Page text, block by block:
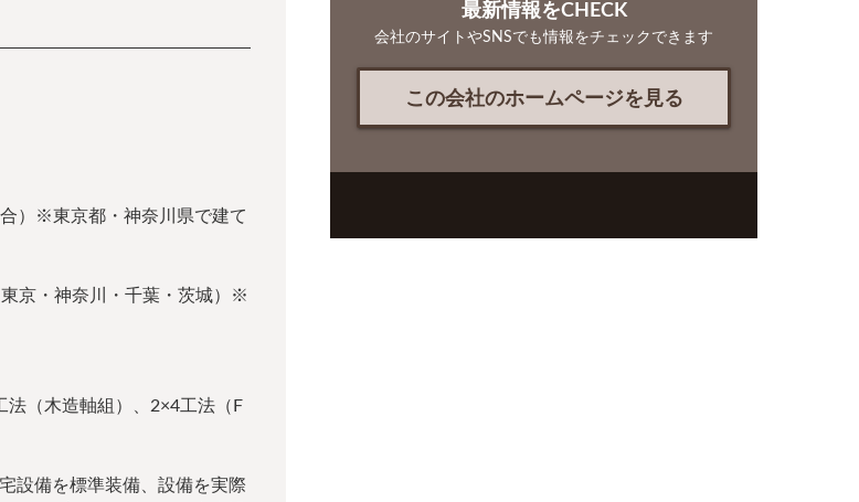
）※東京都・神奈川県で建て
京・神奈川・千葉・茨城）※
法（木造軸組）、2×4工法（F
設備を標準装備、設備を実際
最新情報をCHECK
会社のサイトやSNSでも情報をチェックできます
この会社のホームページを見る